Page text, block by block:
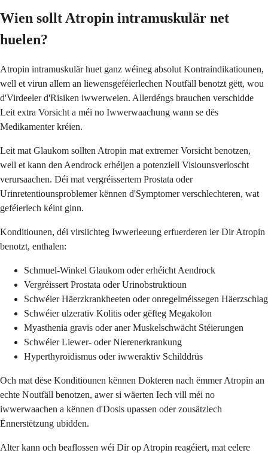
Wien sollt Atropin intramuskulär net
huelen?
Atropin intramuskulär huet ganz wéineg absolut Kontraindikatiounen,
well et virun allem an liewensgeféierlechen Noutfäll benotzt gëtt, wou
d'Virdeeler d'Risiken iwwerweien. Allerdéngs brauchen verschidde
Leit extra Vorsicht a méi no Iwwerwaachung wann se dës
Medikamenter kréien.
Leit mat Glaukom sollten Atropin mat extremer Vorsicht benotzen,
well et kann den Aendrock erhéijen a potenziell Visiounsverloscht
verursaachen. Déi mat vergréissertem Prostata oder
Urinretentiounsproblemer kënnen d'Symptomer verschlechteren, wat
geféierlech kéint ginn.
Konditiounen, déi virsiichteg Iwwerleeung erfuerderen ier Dir Atropin
benotzt, enthalen:
Schmuel-Winkel Glaukom oder erhéicht Aendrock
Vergréissert Prostata oder Urinobstruktioun
Schwéier Häerzkrankheeten oder onregelméissegen Häerzschlag
Schwéier ulzerativ Kolitis oder gëfteg Megakolon
Myasthenia gravis oder aner Muskelschwächt Stéierungen
Schwéier Liewer- oder Nierenerkrankung
Hyperthyroidismus oder iwweraktiv Schilddrüs
Och mat dëse Konditiounen kënnen Dokteren nach ëmmer Atropin an
echte Noutfäll benotzen, awer si wäerten Iech vill méi no
iwwerwaachen a kënnen d'Dosis upassen oder zousätzlech
Ënnerstëtzung ubidden.
Alter kann och beaflossen wéi Dir op Atropin reagéiert, mat eelere